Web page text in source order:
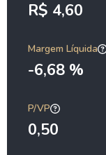
R$ 4,60
Margem Líquida
-6,68 %
P/VP
0,50